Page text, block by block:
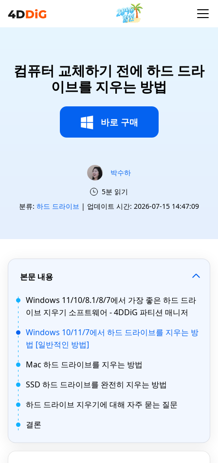
컴퓨터 교체하기 전에 하드 드라
이브를 지우는 방법
바로 구매
박수하
5분 읽기
분류: 하드 드라이브 | 업데이트 시간: 2026-07-15 14:47:09
본문 내용
Windows 11/10/8.1/8/7에서 가장 좋은 하드 드라
이브 지우기 소프트웨어 - 4DDiG 파티션 매니저
Windows 10/11/7에서 하드 드라이브를 지우는 방
법 [일반적인 방법]
Mac 하드 드라이브를 지우는 방법
SSD 하드 드라이브를 완전히 지우는 방법
하드 드라이브 지우기에 대해 자주 묻는 질문
결론